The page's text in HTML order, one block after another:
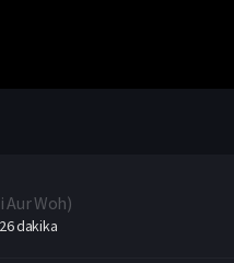
Aur Woh)
dakika